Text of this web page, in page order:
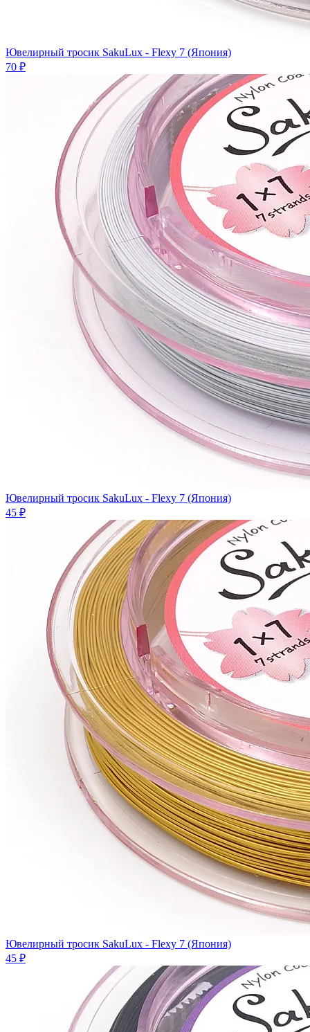
Ювелирный тросик SakuLux - Flexy 7 (Япония)
70 ₽
Ювелирный тросик SakuLux - Flexy 7 (Япония)
45 ₽
Ювелирный тросик SakuLux - Flexy 7 (Япония)
45 ₽